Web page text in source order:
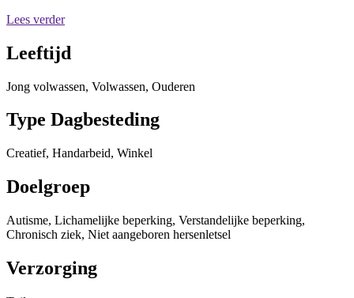
Lees verder
Leeftijd
Jong volwassen, Volwassen, Ouderen
Type Dagbesteding
Creatief, Handarbeid, Winkel
Doelgroep
Autisme, Lichamelijke beperking, Verstandelijke beperking,
Chronisch ziek, Niet aangeboren hersenletsel
Verzorging